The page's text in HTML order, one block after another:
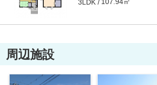
3LDK 107.94㎡
周辺施設